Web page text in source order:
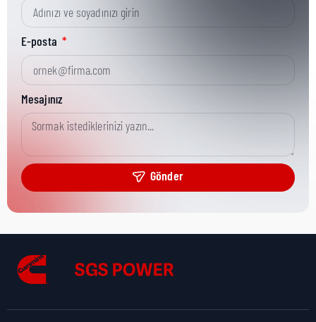
Kısa Parça No:
Ürün Grubu:
Ürün Kategorisi:
Nakliye Yüksekliği:
Nakliye Uzunluğu:
E-posta
Mesajınız
Gönder